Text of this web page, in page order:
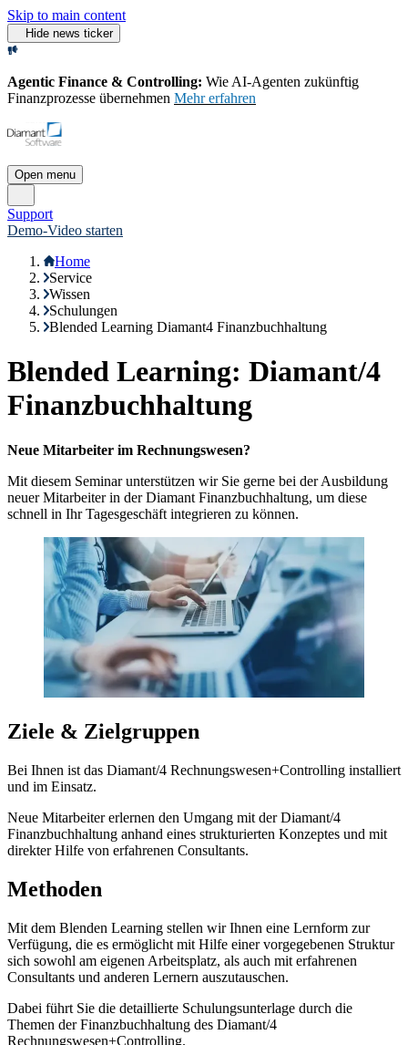
Skip to main content
Hide news ticker
Agentic Finance & Controlling: Wie AI‑Agenten zukünftig
Finanzprozesse übernehmen Mehr erfahren
Open menu
Support
Demo-Video starten
Home
Service
Wissen
Schulungen
Blended Learning Diamant4 Finanzbuchhaltung
Blended Learning: Diamant/4
Finanzbuchhaltung
Neue Mitarbeiter im Rechnungswesen?
Mit diesem Seminar unterstützen wir Sie gerne bei der Ausbildung
neuer Mitarbeiter in der Diamant Finanzbuchhaltung, um diese
schnell in Ihr Tagesgeschäft integrieren zu können.
Ziele & Zielgruppen
Bei Ihnen ist das Diamant/4 Rechnungswesen+Controlling installiert
und im Einsatz.
Neue Mitarbeiter erlernen den Umgang mit der Diamant/4
Finanzbuchhaltung anhand eines strukturierten Konzeptes und mit
direkter Hilfe von erfahrenen Consultants.
Methoden
Mit dem Blenden Learning stellen wir Ihnen eine Lernform zur
Verfügung, die es ermöglicht mit Hilfe einer vorgegebenen Struktur
sich sowohl am eigenen Arbeitsplatz, als auch mit erfahrenen
Consultants und anderen Lernern auszutauschen.
Dabei führt Sie die detaillierte Schulungsunterlage durch die
Themen der Finanzbuchhaltung des Diamant/4
Rechnungswesen+Controlling.